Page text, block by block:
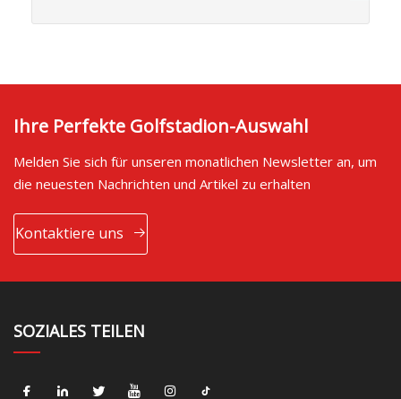
Ihre Perfekte Golfstadion-Auswahl
Melden Sie sich für unseren monatlichen Newsletter an, um
die neuesten Nachrichten und Artikel zu erhalten
Kontaktiere uns
SOZIALES TEILEN